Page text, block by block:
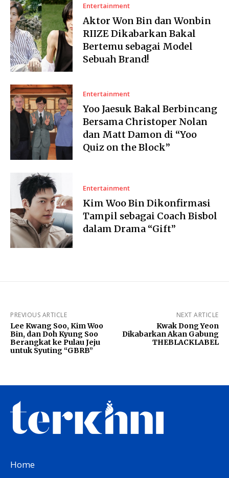
Entertainment
Aktor Won Bin dan Wonbin
RIIZE Dikabarkan Bakal
Bertemu sebagai Model
Sebuah Brand!
Entertainment
Yoo Jaesuk Bakal Berbincang
Bersama Christoper Nolan
dan Matt Damon di “Yoo
Quiz on the Block”
Entertainment
Kim Woo Bin Dikonfirmasi
Tampil sebagai Coach Bisbol
dalam Drama “Gift”
PREVIOUS ARTICLE
Lee Kwang Soo, Kim Woo
Bin, dan Doh Kyung Soo
Berangkat ke Pulau Jeju
untuk Syuting “GBRB”
NEXT ARTICLE
Kwak Dong Yeon
Dikabarkan Akan Gabung
THEBLACKLABEL
Home